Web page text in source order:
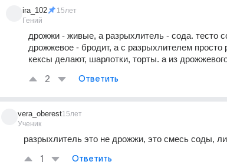
ira_102
Гений
15лет
дрожжи - живые, а разрыхлитель - сода. тесто
дрожжевое - бродит, а с разрыхлителем
кексы делают, шарлотки, торты. а из
2 Ответить
vera_oberest
Ученик
15лет
разрыхлитель это не дрожжи, это смесь соды,
1 Ответить